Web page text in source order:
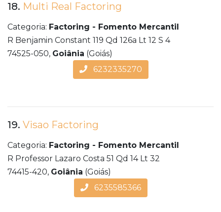
18. Multi Real Factoring
Categoria: Factoring - Fomento Mercantil
R Benjamin Constant 119 Qd 126a Lt 12 S 4
74525-050, Goiânia (Goiás)
6232335270
19. Visao Factoring
Categoria: Factoring - Fomento Mercantil
R Professor Lazaro Costa 51 Qd 14 Lt 32
74415-420, Goiânia (Goiás)
6235585366